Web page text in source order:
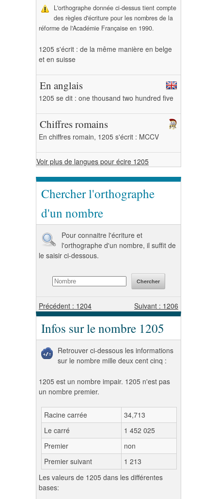
L'orthographe donnée ci-dessus tient compte
des règles d'écriture pour les nombres de la
réforme de l'Académie Française en 1990.
1205 s'écrit : de la même manière en belge
et en suisse
En anglais
1205 se dit : one thousand two hundred five
Chiffres romains
En chiffres romain, 1205 s'écrit : MCCV
Voir plus de langues pour écire 1205
Chercher l'orthographe
d'un nombre
Pour connaitre l'écriture et
l'orthographe d'un nombre, il suffit de
le saisir ci-dessous.
Précédent : 1204 Suivant : 1206
Infos sur le nombre 1205
Retrouver ci-dessous les informations
sur le nombre mille deux cent cinq :
1205 est un nombre impair. 1205 n'est pas
un nombre premier.
Racine carrée
34,713
Le carré
1 452 025
Premier
non
Premier suivant
1 213
Les valeurs de 1205 dans les différentes
bases: